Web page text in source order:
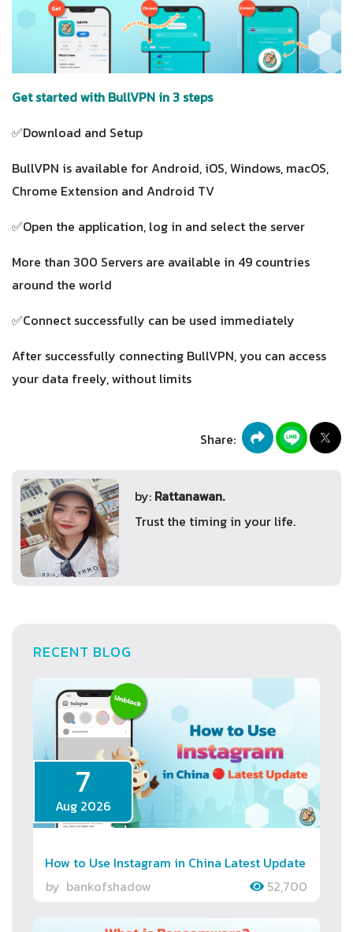
Get started with BullVPN in 3 steps
✅Download and Setup
BullVPN is available for Android, iOS, Windows, macOS,
Chrome Extension and Android TV
✅Open the application, log in and select the server
More than 300 Servers are available in 49 countries
around the world
✅Connect successfully can be used immediately
After successfully connecting BullVPN, you can access
your data freely, without limits
Share:
by: Rattanawan.
Trust the timing in your life.
RECENT BLOG
7
Aug 2026
How to Use Instagram in China Latest Update
by bankofshadow 52,700